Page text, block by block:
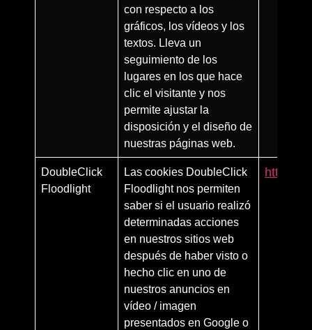
con respecto a los
gráficos, los vídeos y los
textos. Lleva un
seguimiento de los
lugares en los que hace
clic el visitante y nos
permite ajustar la
disposición y el diseño de
nuestras páginas web.
DoubleClick
Floodlight
Las cookies DoubleClick
Floodlight nos permiten
saber si el usuario realizó
determinadas acciones
en nuestros sitios web
después de haber visto o
hecho clic en uno de
nuestros anuncios en
vídeo / imagen
presentados en Google o
https://